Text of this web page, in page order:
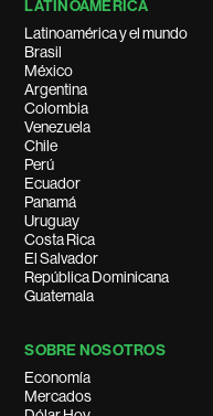
LATINOAMÉRICA
Latinoamérica y el mundo
Brasil
México
Argentina
Colombia
Venezuela
Chile
Perú
Ecuador
Panamá
Uruguay
Costa Rica
El Salvador
República Dominicana
Guatemala
SOBRE NOSOTROS
Economía
Mercados